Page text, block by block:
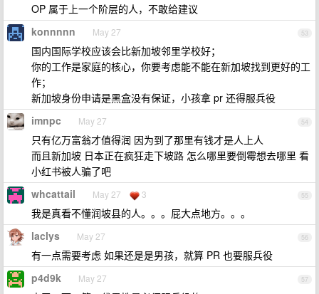
OP 属于上一个阶层的人，不敢给建议
53
konnnnn May 27
国内国际学校应该会比新加坡邻里学校好；
你的工作是家庭的核心，你要考虑能不能在新加坡找到更好的工
作；
新加坡身份申请是黑盒没有保证，小孩拿 pr 还得服兵役
54
imnpc May 27
只有亿万富翁才值得润 因为到了那里有钱才是人上人
而且新加坡 日本正在疯狂走下坡路 怎么哪里要倒霉想去哪里 看
小红书被人骗了吧
55
whcattail May 27 3
我是真看不懂润坡县的人。。。屁大点地方。。。
56
laclys May 27
有一点需要考虑 如果还是是男孩，就算 PR 也要服兵役
57
p4d9k May 27